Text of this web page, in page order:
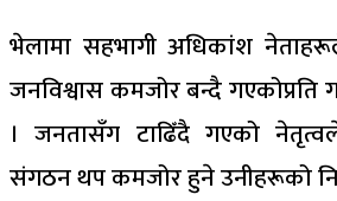
भेलामा सहभागी अधिकांश
जनविश्वास कमजोर बन्दै गएकोप्रति
। जनतासँग टाढिँदै गएको
संगठन थप कमजोर हुने उनीहरूको